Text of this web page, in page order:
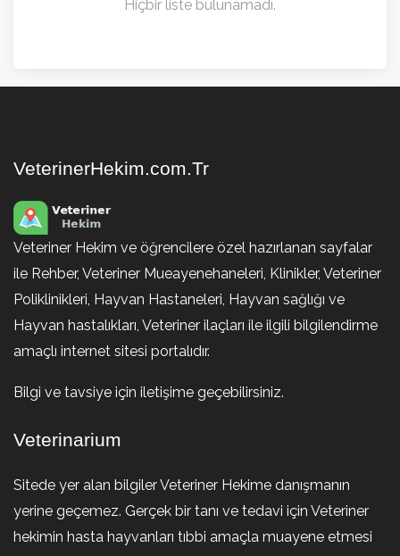
Hiçbir liste bulunamadı.
VeterinerHekim.com.Tr
Veteriner Hekim ve öğrencilere özel hazırlanan sayfalar
ile Rehber, Veteriner Mueayenehaneleri, Klinikler, Veteriner
Poliklinikleri, Hayvan Hastaneleri, Hayvan sağlığı ve
Hayvan hastalıkları, Veteriner ilaçları ile ilgili bilgilendirme
amaçlı internet sitesi portalıdır.
Bilgi ve tavsiye için iletişime geçebilirsiniz.
Veterinarium
Sitede yer alan bilgiler Veteriner Hekime danışmanın
yerine geçemez. Gerçek bir tanı ve tedavi için Veteriner
hekimin hasta hayvanları tıbbi amaçla muayene etmesi